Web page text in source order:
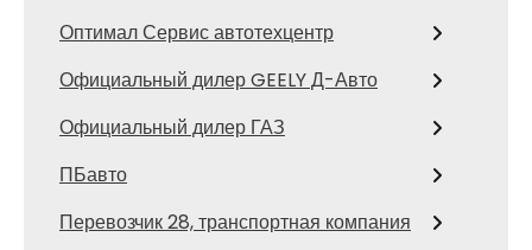
Оптимал Сервис автотехцентр
Официальный дилер GEELY Д-Авто
Официальный дилер ГАЗ
ПБавто
Перевозчик 28, транспортная компания